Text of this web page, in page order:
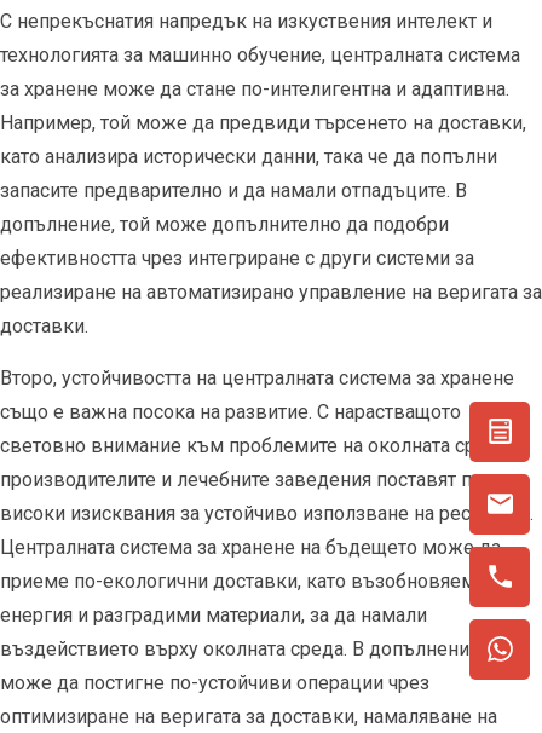
С непрекъснатия напредък на изкуствения интелект и
технологията за машинно обучение, централната система
за хранене може да стане по-интелигентна и адаптивна.
Например, той може да предвиди търсенето на доставки,
като анализира исторически данни, така че да попълни
запасите предварително и да намали отпадъците. В
допълнение, той може допълнително да подобри
ефективността чрез интегриране с други системи за
реализиране на автоматизирано управление на веригата за
доставки.
Второ, устойчивостта на централната система за хранене
също е важна посока на развитие. С нарастващото
световно внимание към проблемите на околната среда
производителите и лечебните заведения поставят по-
високи изисквания за устойчиво използване на ресурсите.
Централната система за хранене на бъдещето може да
приеме по-екологични доставки, като възобновяема
енергия и разградими материали, за да намали
въздействието върху околната среда. В допълнение, той
може да постигне по-устойчиви операции чрез
оптимизиране на веригата за доставки, намаляване на